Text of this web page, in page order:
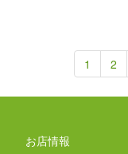
1 2
お店情報